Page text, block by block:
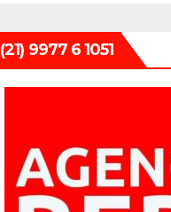
(21) 9977 6 1051